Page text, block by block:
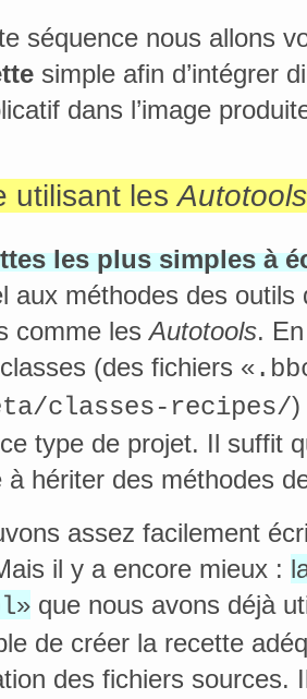
séquence nous allons
simple afin d’intégrer
dans l’image
utilisant lesAutotools
les plus simples à
aux méthodes des outils
comme lesAutotools.
(des fichiers «
classes-recipes/)
type de projet. Il suffit
à hériter des méthodes
assez facilement
il y a encore mieux :
» que nous avons déjà
de créer la recette
des fichiers sources.